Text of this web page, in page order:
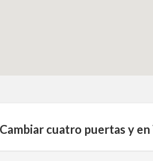
cuatro puertas y en